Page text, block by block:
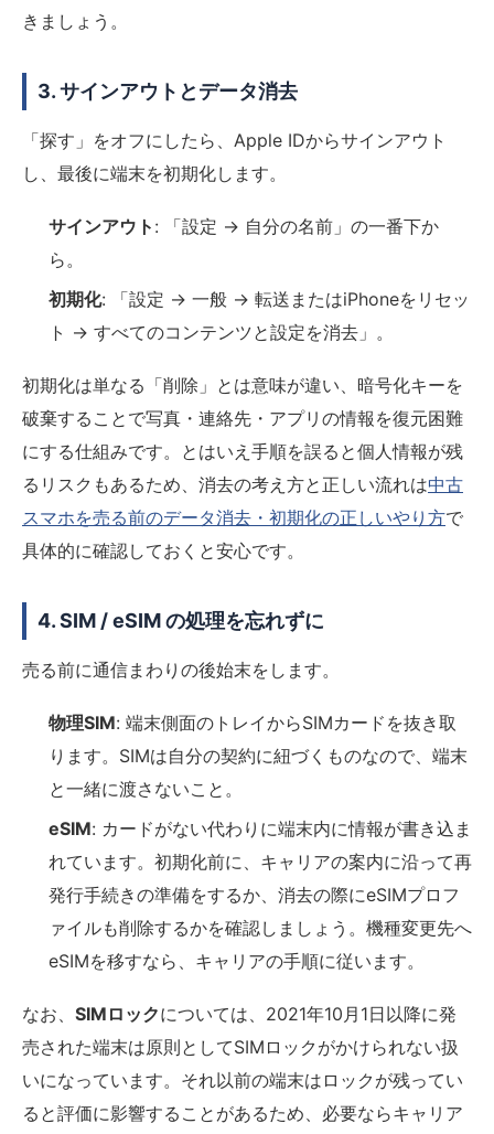
きましょう。
3. サインアウトとデータ消去
「探す」をオフにしたら、Apple IDからサインアウト
し、最後に端末を初期化します。
サインアウト : 「設定 → 自分の名前」の一番下か
ら。
初期化: 「設定 → 一般 → 転送またはiPhoneをリセッ
ト → すべてのコンテンツと設定を消去」。
初期化は単なる「削除」とは意味が違い、暗号化キーを
破棄することで写真・連絡先・アプリの情報を復元困難
にする仕組みです。とはいえ手順を誤ると個人情報が残
るリスクもあるため、消去の考え方と正しい流れは中古
スマホを売る前のデータ消去・初期化の正しいやり方で
具体的に確認しておくと安心です。
4. SIM / eSIM の処理を忘れずに
売る前に通信まわりの後始末をします。
物理SIM: 端末側面のトレイからSIMカードを抜き取
ります。SIMは自分の契約に紐づくものなので、端末
と一緒に渡さないこと。
eSIM: カードがない代わりに端末内に情報が書き込ま
れています。初期化前に、キャリアの案内に沿って再
発行手続きの準備をするか、消去の際にeSIMプロフ
ァイルも削除するかを確認しましょう。機種変更先へ
eSIMを移すなら、キャリアの手順に従います。
なお、 SIMロックについては、2021年10月1日以降に発
売された端末は原則としてSIMロックがかけられない扱
いになっています。それ以前の端末はロックが残ってい
ると評価に影響することがあるため、必要ならキャリア